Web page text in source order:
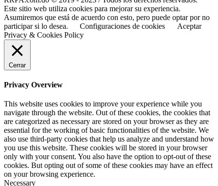
Este sitio web utiliza cookies para mejorar su experiencia.
Asumiremos que está de acuerdo con esto, pero puede optar por no
participar si lo desea.
Configuraciones de cookies
Aceptar
Privacy & Cookies Policy
Cerrar
Privacy Overview
This website uses cookies to improve your experience while you
navigate through the website. Out of these cookies, the cookies that
are categorized as necessary are stored on your browser as they are
essential for the working of basic functionalities of the website. We
also use third-party cookies that help us analyze and understand how
you use this website. These cookies will be stored in your browser
only with your consent. You also have the option to opt-out of these
cookies. But opting out of some of these cookies may have an effect
on your browsing experience.
Necessary